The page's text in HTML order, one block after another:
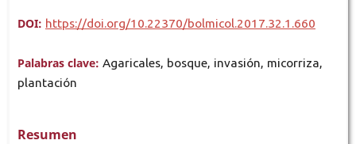
DOI: https://doi.org/10.22370/bolmicol.2017.32.1.660
Palabras clave: Agaricales, bosque, invasión, micorriza,
plantación
Resumen